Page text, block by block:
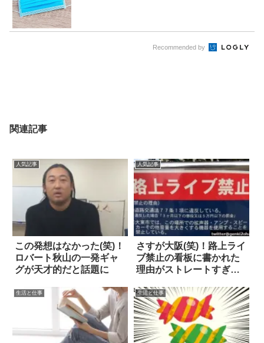
Recommended by
関連記事
人気記事
この発想はなかった(笑)！
ロバート秋山の一発ギャ
グが天才的だと話題に
人気記事
さすが大阪(笑)！路上ライ
ブ禁止の看板に書かれた
理由がストレートすぎる
生活と仕事 生活と仕事